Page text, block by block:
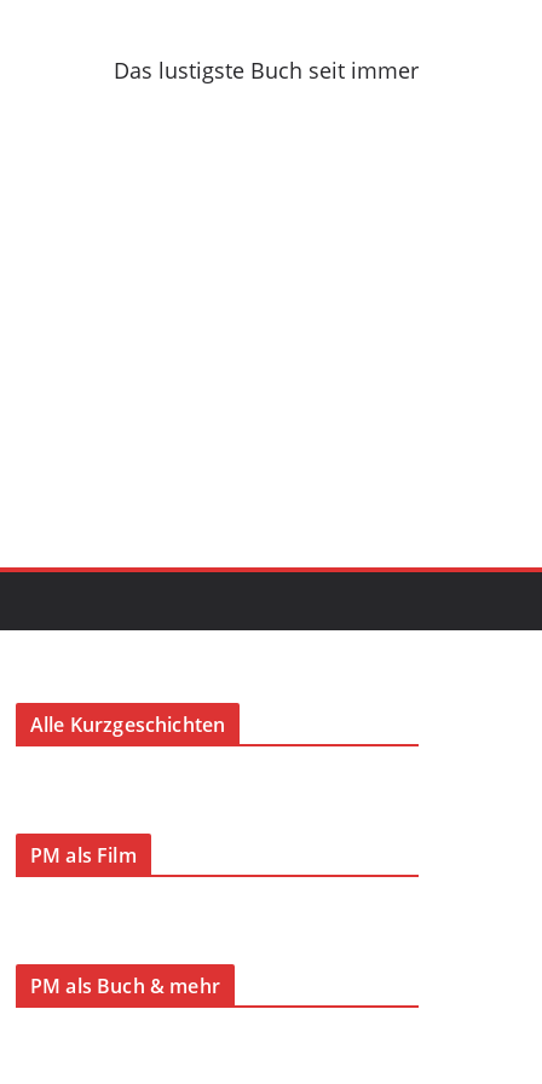
Das lustigste Buch seit immer
Alle Kurzgeschichten
PM als Film
PM als Buch & mehr